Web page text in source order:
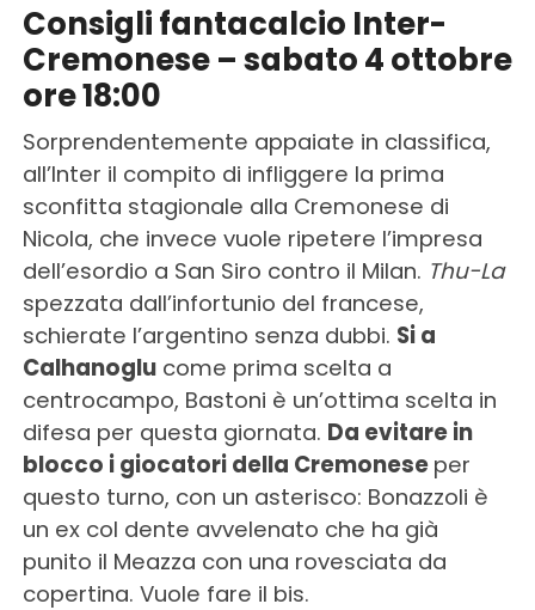
Consigli fantacalcio Inter-
Cremonese – sabato 4 ottobre
ore 18:00
Sorprendentemente appaiate in classifica,
all’Inter il compito di infliggere la prima
sconfitta stagionale alla Cremonese di
Nicola, che invece vuole ripetere l’impresa
dell’esordio a San Siro contro il Milan. Thu-La
spezzata dall’infortunio del francese,
schierate l’argentino senza dubbi. Si a
Calhanoglucome prima scelta a
centrocampo, Bastoni è un’ottima scelta in
difesa per questa giornata. Da evitare in
blocco i giocatori della Cremonese per
questo turno, con un asterisco: Bonazzoli è
un ex col dente avvelenato che ha già
punito il Meazza con una rovesciata da
copertina. Vuole fare il bis.